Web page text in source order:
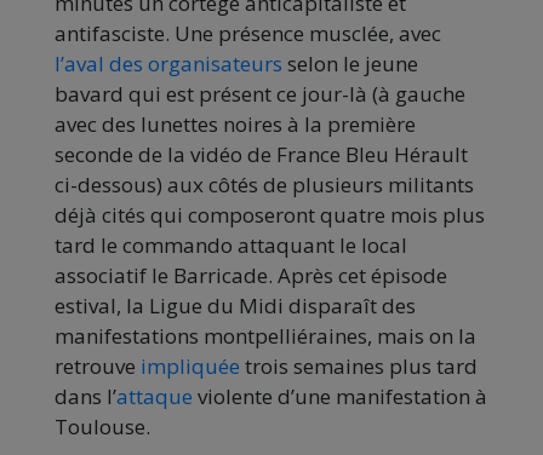
antifasciste. Une présence musclée, avec
l’aval des organisateurs selon le jeune
bavard qui est présent ce jour-là (à gauche
avec des lunettes noires à la première
seconde de la vidéo de France Bleu Hérault
ci-dessous) aux côtés de plusieurs militants
déjà cités qui composeront quatre mois plus
tard le commando attaquant le local
associatif le Barricade. Après cet épisode
estival, la Ligue du Midi disparaît des
manifestations montpelliéraines, mais on la
retrouve impliquée trois semaines plus tard
dans l’attaque violente d’une manifestation à
Toulouse.